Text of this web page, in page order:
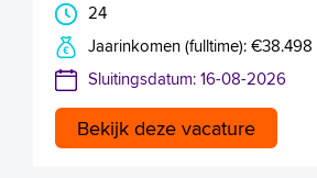
24
Jaarinkomen (fulltime):
Sluitingsdatum: 16-08-2026
Bekijk deze vacature